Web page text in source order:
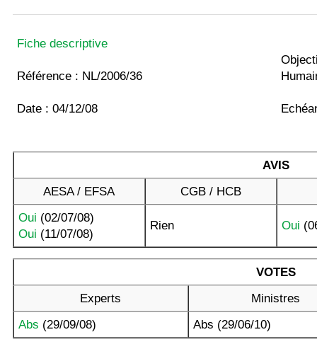
Fiche descriptive
Référence : NL/2006/36
Date : 04/12/08
AVIS
AESA / EFSA
CGB / HCB
Oui (02/07/08)
Oui (11/07/08)
Rien Oui
VOTES
Experts
Ministres
Abs (29/09/08) Abs (29/06/10)